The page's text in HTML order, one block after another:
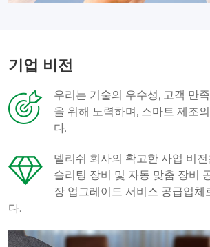
기업 비전
우리는 기술의 우수성, 고객 만
을 위해 노력하며, 스마트 제조
다.
델리쉬 회사의 확고한 사업 비
슬리팅 장비 및 자동 맞춤 장비
장 업그레이드 서비스 공급업체
다.